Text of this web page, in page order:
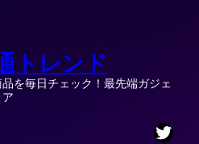
トレンド
を毎日チェック！最先端ガジェ